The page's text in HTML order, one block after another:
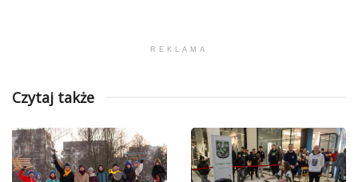
REKLAMA
Czytaj także